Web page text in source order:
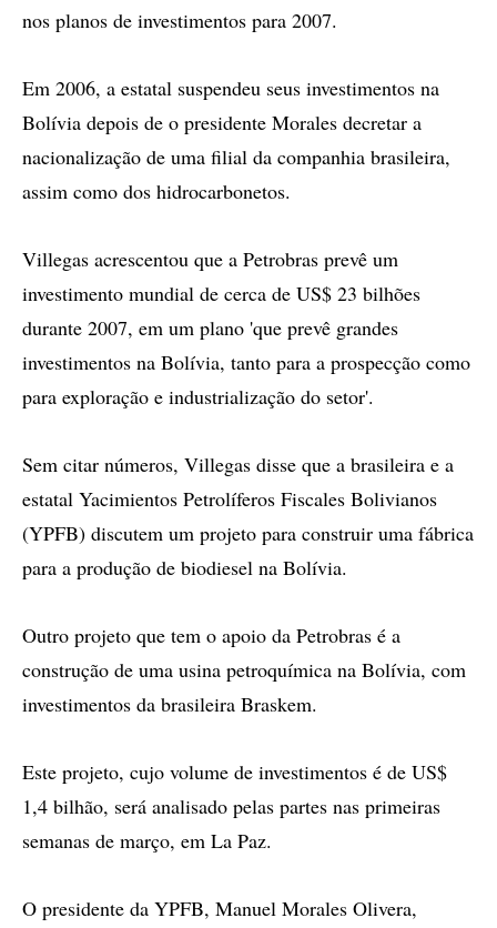
nos planos de investimentos para 2007.
Em 2006, a estatal suspendeu seus investimentos na
Bolívia depois de o presidente Morales decretar a
nacionalização de uma filial da companhia brasileira,
assim como dos hidrocarbonetos.
Villegas acrescentou que a Petrobras prevê um
investimento mundial de cerca de US$ 23 bilhões
durante 2007, em um plano 'que prevê grandes
investimentos na Bolívia, tanto para a prospecção como
para exploração e industrialização do setor'.
Sem citar números, Villegas disse que a brasileira e a
estatal Yacimientos Petrolíferos Fiscales Bolivianos
(YPFB) discutem um projeto para construir uma fábrica
para a produção de biodiesel na Bolívia.
Outro projeto que tem o apoio da Petrobras é a
construção de uma usina petroquímica na Bolívia, com
investimentos da brasileira Braskem.
Este projeto, cujo volume de investimentos é de US$
1,4 bilhão, será analisado pelas partes nas primeiras
semanas de março, em La Paz.
O presidente da YPFB, Manuel Morales Olivera,